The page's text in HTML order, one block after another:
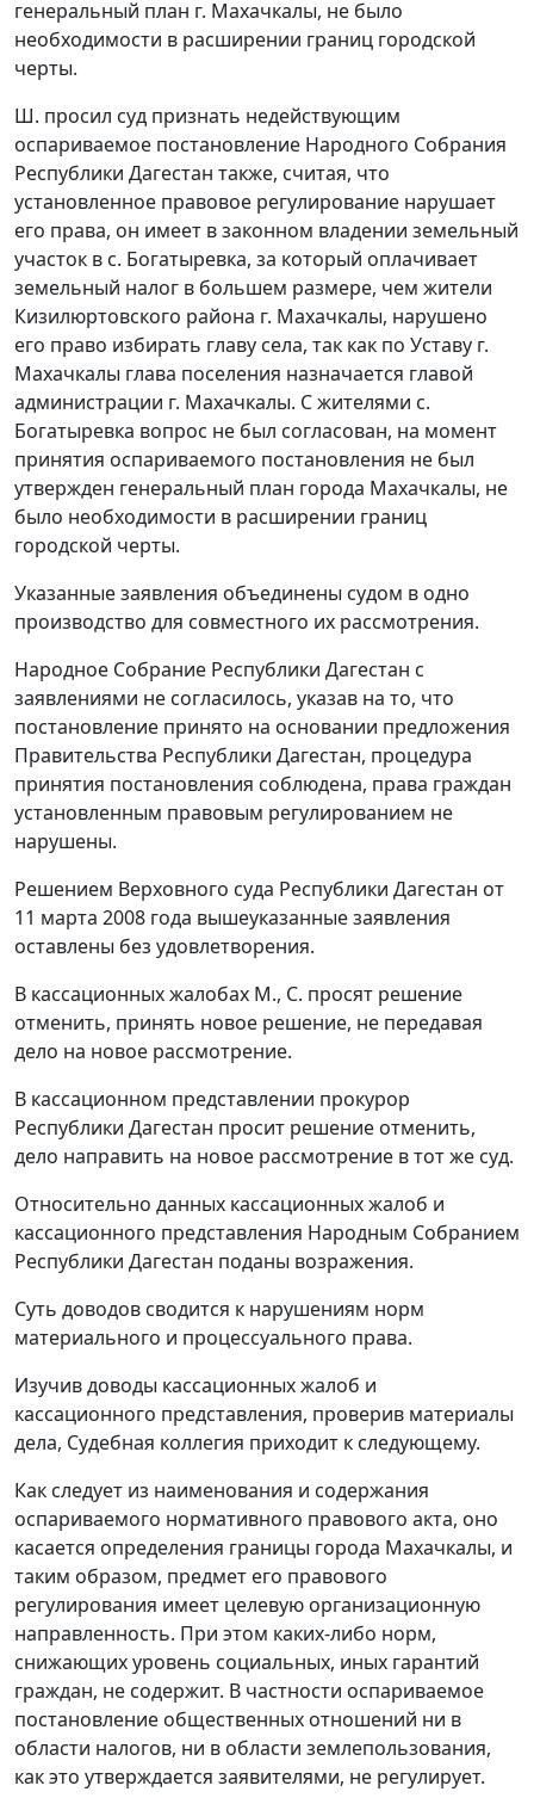
генеральный план г. Махачкалы, не было
необходимости в расширении границ городской
черты.
Ш. просил суд признать недействующим
оспариваемое постановление Народного Собрания
Республики Дагестан также, считая, что
установленное правовое регулирование нарушает
его права, он имеет в законном владении земельный
участок в с. Богатыревка, за который оплачивает
земельный налог в большем размере, чем жители
Кизилюртовского района г. Махачкалы, нарушено
его право избирать главу села, так как по Уставу г.
Махачкалы глава поселения назначается главой
администрации г. Махачкалы. С жителями с.
Богатыревка вопрос не был согласован, на момент
принятия оспариваемого постановления не был
утвержден генеральный план города Махачкалы, не
было необходимости в расширении границ
городской черты.
Указанные заявления объединены судом в одно
производство для совместного их рассмотрения.
Народное Собрание Республики Дагестан с
заявлениями не согласилось, указав на то, что
постановление принято на основании предложения
Правительства Республики Дагестан, процедура
принятия постановления соблюдена, права граждан
установленным правовым регулированием не
нарушены.
Решением Верховного суда Республики Дагестан от
11 марта 2008 года вышеуказанные заявления
оставлены без удовлетворения.
В кассационных жалобах М., С. просят решение
отменить, принять новое решение, не передавая
дело на новое рассмотрение.
В кассационном представлении прокурор
Республики Дагестан просит решение отменить,
дело направить на новое рассмотрение в тот же суд.
Относительно данных кассационных жалоб и
кассационного представления Народным Собранием
Республики Дагестан поданы возражения.
Суть доводов сводится к нарушениям норм
материального и процессуального права.
Изучив доводы кассационных жалоб и
кассационного представления, проверив материалы
дела, Судебная коллегия приходит к следующему.
Как следует из наименования и содержания
оспариваемого нормативного правового акта, оно
касается определения границы города Махачкалы, и
таким образом, предмет его правового
регулирования имеет целевую организационную
направленность. При этом каких-либо норм,
снижающих уровень социальных, иных гарантий
граждан, не содержит. В частности оспариваемое
постановление общественных отношений ни в
области налогов, ни в области землепользования,
как это утверждается заявителями, не регулирует.